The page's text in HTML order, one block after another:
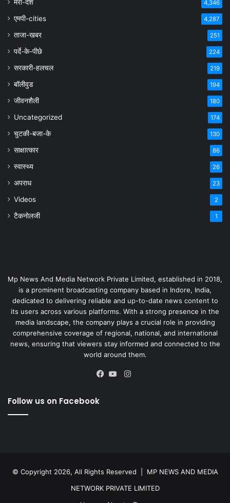
मेरा-देश 4,346
एमपी-cities 4,287
ताजा-खबर 251
पर्दे-के-पीछे 224
सरकारी-हलचल 219
बॉलीवुड 194
जीवनशैली 180
Uncategorized 174
चुटकी-बजा-के 130
साक्षात्कार 86
स्वास्थ्य 26
अपराध 23
Videos 2
टैकनोलजी 1
Mp News And Media Network Private Limited, established in 2018,
is a prominent broadcasting company based in Indore, India,
dedicated to delivering reliable and up-to-date news content to
its users across various platforms. With a strong presence in the
media landscape, the company plays a crucial role in providing
comprehensive coverage of regional, national, and international
news, ensuring that viewers stay informed and connected to the
world around them.
Instagram
Follow us on Facebook
© Copyright 2026, All Rights Reserved | MP NEWS AND MEDIA
NETWORK PRIVATE LIMITED